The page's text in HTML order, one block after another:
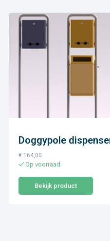
Doggypole
€ 164,00
Op voorraad
Bekijk product